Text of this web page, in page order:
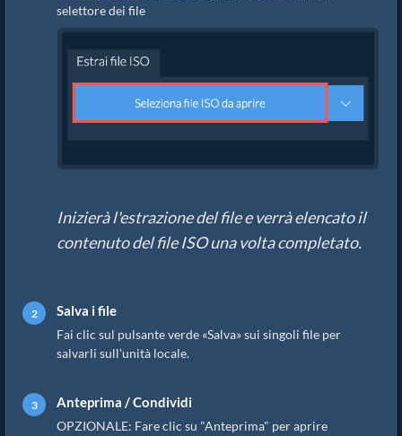
selettore dei file
Inizierà l'estrazione del file e verrà elencato il
contenuto del file ISO una volta completato.
Salva i file
Fai clic sul pulsante verde «Salva» sui singoli file per
salvarli sull'unità locale.
Anteprima / Condividi
OPZIONALE: Fare clic su "Anteprima" per aprire